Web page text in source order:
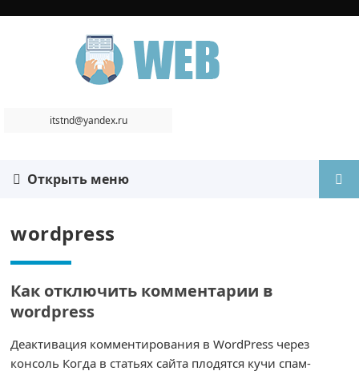
itstnd@yandex.ru
Открыть меню
wordpress
Как отключить комментарии в
wordpress
Деактивация комментирования в WordPress через
консоль Когда в статьях сайта плодятся кучи спам-